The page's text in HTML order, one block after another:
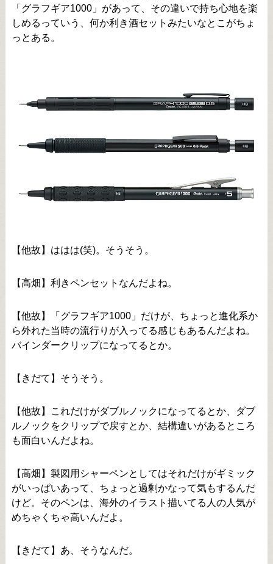
「グラフギア1000」があって、その違いで持ち心地を楽
しめるっていう、何か利き酒セットみたいなとこがちょ
っとある。
【他故】ははは(笑)。そうそう。
【高畑】利きペンセットなんだよね。
【他故】「グラフギア1000」だけが、ちょっと進化系か
ら外れた当時の流行りが入ってる感じもあるんだよね。
バインダークリップになってるとか。
【きだて】そうそう。
【他故】これだけがダブルノックになってるとか、ダブ
ルノックをクリップで戻すとか、結構違いがあるところ
も面白いんだよね。
【高畑】製図用シャーペンとしてはそれだけがギミック
がいっぱいあって、ちょっと過剰かなって気もするんだ
けど。そのペンは、海外のイラスト描いてる人の人気が
めちゃくちゃ高いんだよ。
【きだて】あ、そうなんだ。